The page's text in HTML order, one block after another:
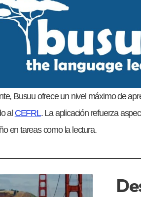
Busuu ofrece un nivel máximo de
al CEFRL. La aplicación refuerza
en tareas como la lectura.